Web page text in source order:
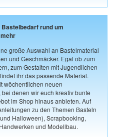
rund um
große Auswahl an Bastelmaterial
und Geschmäcker. Egal ob zum
zum Gestalten mit Jugendlichen
ihr das passende Material.
wöchentlichen neuen
denen wir euch kreativ bunte
im Shop hinaus anbieten. Auf
zu den Themen Basteln
Halloween), Scrapbooking,
und Modellbau.